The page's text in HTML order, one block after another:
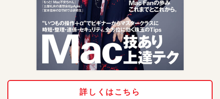
詳しくはこちら